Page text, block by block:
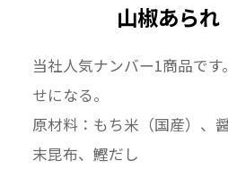
山椒あら
当社人気ナンバー1商品です
せになる。
原材料：もち米（国産）、
末昆布、鰹だし